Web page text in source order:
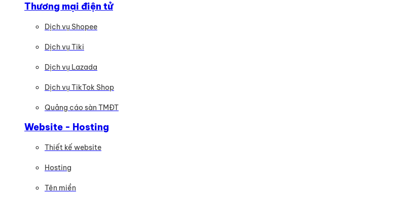
Thương mại điện tử
Dịch vụ Shopee
Dịch vụ Tiki
Dịch vụ Lazada
Dịch vụ TikTok Shop
Quảng cáo sàn TMĐT
Website - Hosting
Thiết kế website
Hosting
Tên miền